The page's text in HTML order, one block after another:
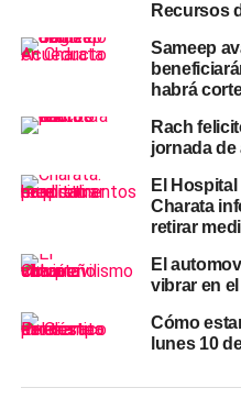
17 la máxima cae a 16,7°C
lluvia del 25%, lo que
aire más frío sobre el
que conviene estar atentos
Servicio Meteorológico
Chaco, consultá la guía
CharataChaco.Net.
TEMAS RELACIONADOS
NOTICIAS DE CHARATA CHACO
TEMPERATURA CHARATA HOY
Recursos
Sameep
habrá
Rach
jornada
El
Charata
retirar
El
vibrar en
Cómo
lunes 10